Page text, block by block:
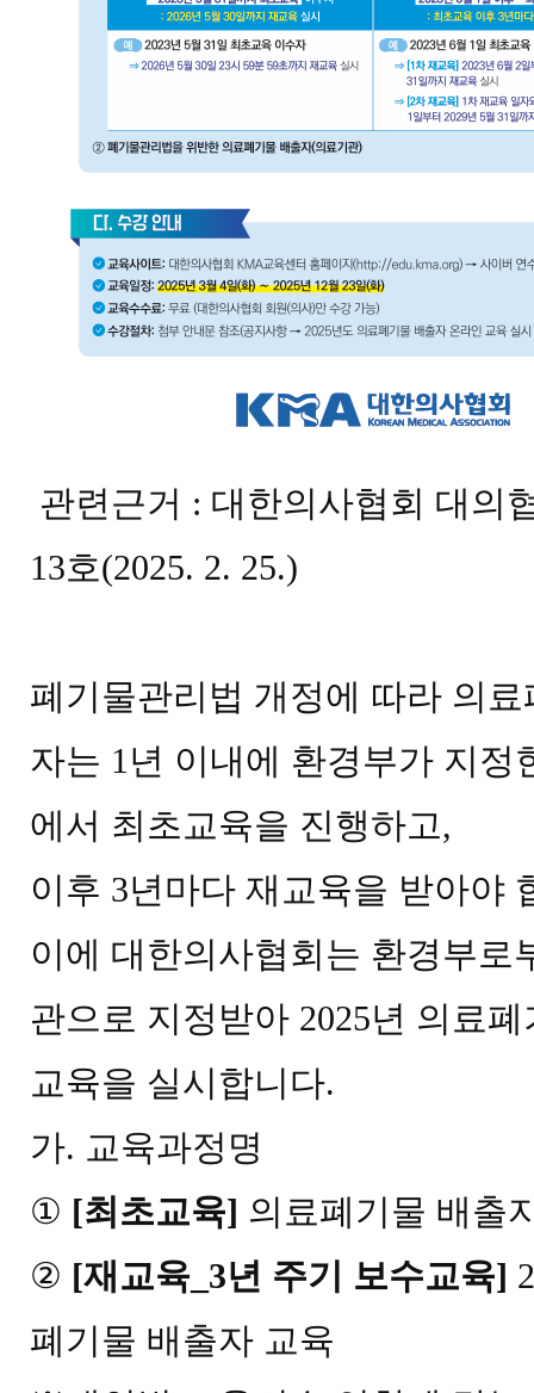
관련근거 : 대한의사협회 대의
13호(2025. 2. 25.)
폐기물관리법 개정에 따라 의
자는 1 년 이내에 환경부가 지정
에서 최초교육을 진행하고,
이후 3년마다 재교육을 받아야
이에 대한의사협회는 환경부로
관으로 지정받아 2025년 의료
교육을 실시합니다.
가. 교육과정명
① [최초교육] 의료폐기물 배출
② [재교육 _3년 주기 보수교육]
폐기물 배출자 교육